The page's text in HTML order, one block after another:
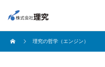
理究の哲学（エンジン）